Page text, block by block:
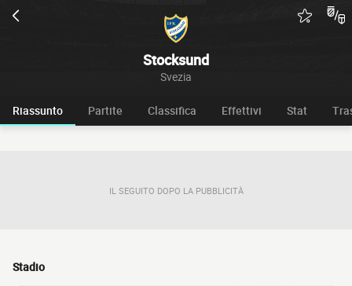
Stocksund
Svezia
Riassunto Partite Classifica Effettivi Stat
IL SEGUITO DOPO LA PUBBLICITÀ
Stadio